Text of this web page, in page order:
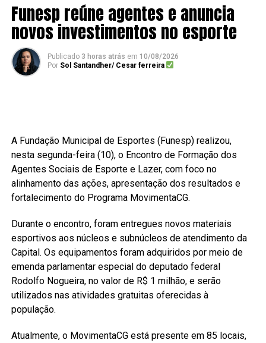
Funesp reúne agentes e anuncia
novos investimentos no esporte
Publicado 3 horas atrás em 10/08/2026
Por Sol Santandher/ Cesar ferreira
A Fundação Municipal de Esportes (Funesp) realizou,
nesta segunda-feira (10), o Encontro de Formação dos
Agentes Sociais de Esporte e Lazer, com foco no
alinhamento das ações, apresentação dos resultados e
fortalecimento do Programa MovimentaCG.
Durante o encontro, foram entregues novos materiais
esportivos aos núcleos e subnúcleos de atendimento da
Capital. Os equipamentos foram adquiridos por meio de
emenda parlamentar especial do deputado federal
Rodolfo Nogueira, no valor de R$ 1 milhão, e serão
utilizados nas atividades gratuitas oferecidas à
população.
Atualmente, o MovimentaCG está presente em 85 locais,